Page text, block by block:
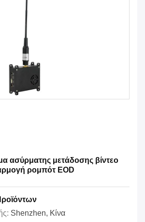
ασύρματης μετάδοσης βίντεο
ρομπότ EOD
Shenzhen, Κίνα